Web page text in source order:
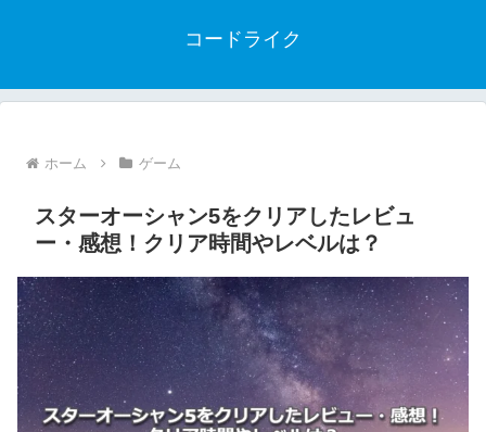
コードライク
ホーム ゲーム
スターオーシャン5をクリアしたレビュ
ー・感想！クリア時間やレベルは？